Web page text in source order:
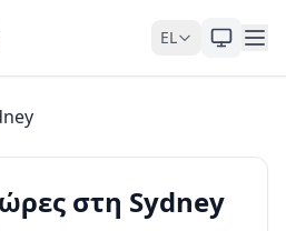
EL
στη Sydney